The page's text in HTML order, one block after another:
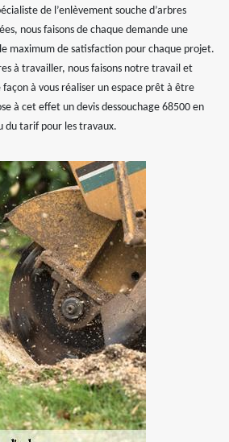
de l’enlèvement souche d’arbres
nous faisons de chaque demande une
maximum de satisfaction pour chaque projet.
à travailler, nous faisons notre travail et
à vous réaliser un espace prêt à être
à cet effet un devis dessouchage 68500 en
du tarif pour les travaux.